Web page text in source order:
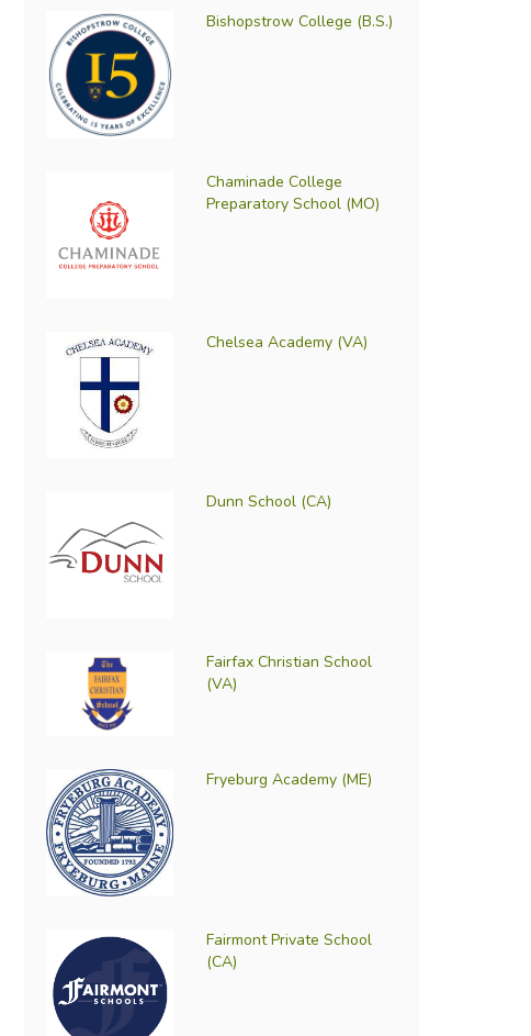
Bishopstrow College (B.S.)
Chaminade College
Preparatory School (MO)
Chelsea Academy (VA)
Dunn School (CA)
Fairfax Christian School
(VA)
Fryeburg Academy (ME)
Fairmont Private School
(CA)